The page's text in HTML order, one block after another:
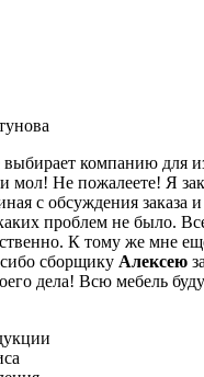
компанию для
мол! Не пожалеете! Я
с обсуждения заказа и
проблем не было.
К тому же мне
сборщику Алексею
дела! Всю мебель